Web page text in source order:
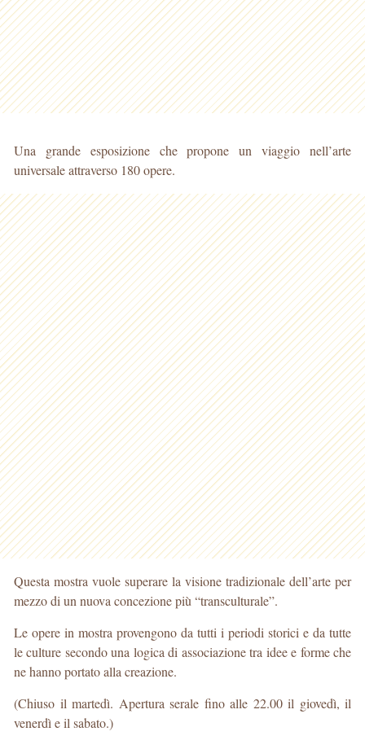
Una grande esposizione che propone un viaggio nell’arte
universale attraverso 180 opere.
Questa mostra vuole superare la visione tradizionale dell’arte per
mezzo di un nuova concezione più “transculturale”.
Le opere in mostra provengono da tutti i periodi storici e da tutte
le culture secondo una logica di associazione tra idee e forme che
ne hanno portato alla creazione.
(Chiuso il martedì. Apertura serale fino alle 22.00 il giovedì, il
venerdì e il sabato.)